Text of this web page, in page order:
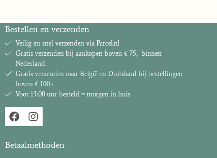
Bestellen en verzenden
Veilig en snel verzenden via Parcel.nl
Gratis verzenden bij aankopen boven € 75,- binnen
Nederland.
Gratis verzenden naar België en Duitsland bij bestellingen
boven € 100,-
Voor 13:00 uur besteld = morgen in huis
Betaalmethoden